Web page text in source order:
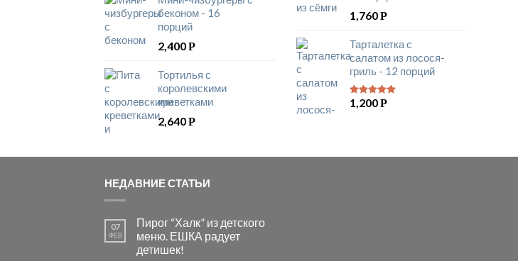
беконом - 16
порций
2,400Р
Тортилья с
королевскими
креветками
2,640Р
1,760Р
Тарталетка с
салатом из лосося-
гриль - 12 порций
5 из 5
1,200Р
НЕДАВНИЕ СТАТЬИ
07
ФЕВ
Пирог “Халк” из детского
меню. ЕШКА радует
детишек!